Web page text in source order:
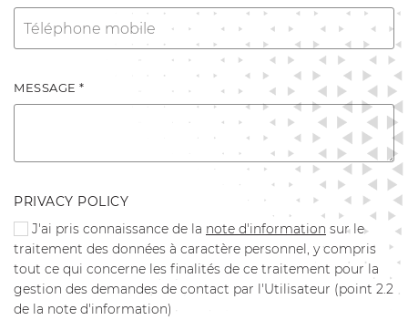
MESSAGE *
PRIVACY POLICY
J'ai pris connaissance de la note d'information sur le
traitement des données à caractère personnel, y compris
tout ce qui concerne les finalités de ce traitement pour la
gestion des demandes de contact par l'Utilisateur (point 2.2
de la note d'information)